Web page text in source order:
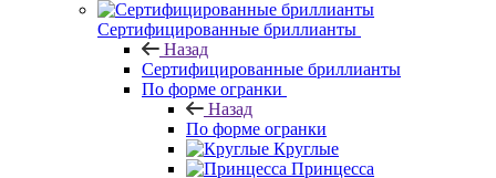
Сертифицированные бриллианты
Назад
Сертифицированные бриллианты
По форме огранки
Назад
По форме огранки
Круглые
Принцесса